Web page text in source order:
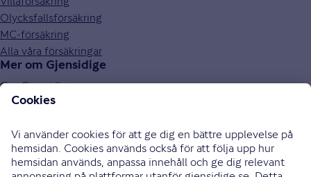
Olycksfallsförsäkring
MC-försäkring
Alla våra försäkringar
Mer om Gjensidige
Om Gjensidige
Jobba hos oss
Press och media
Investor relations
Samarbetspartners